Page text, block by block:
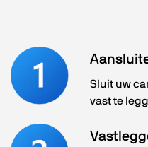
Sluit uw
vast te